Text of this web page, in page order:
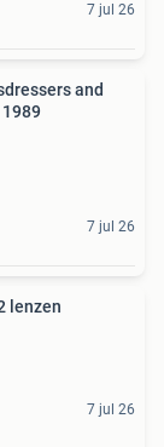
7 jul 26
and
7 jul 26
lenzen
7 jul 26